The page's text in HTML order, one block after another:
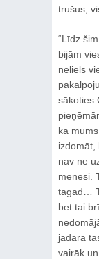
trušus,
“Līdz
bijām
neliels
sākoties
ka
izdomāt,
nav ne
mēnesi.
tagad…
bet tai
jādara
vairāk